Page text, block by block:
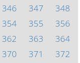
346 347
348
354 355
356
362 363
364
370 371 372